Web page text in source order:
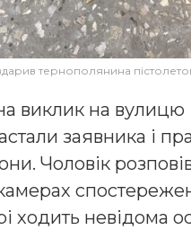
тернополянина
виклик на вулицю
заявника і
Чоловік
ходить невідома